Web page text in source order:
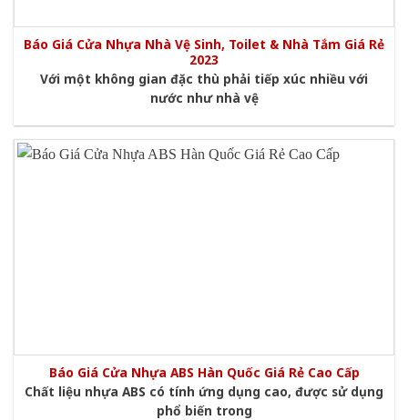
Báo Giá Cửa Nhựa Nhà Vệ Sinh, Toilet & Nhà Tắm Giá Rẻ
2023
Với một không gian đặc thù phải tiếp xúc nhiều với
nước như nhà vệ
Báo Giá Cửa Nhựa ABS Hàn Quốc Giá Rẻ Cao Cấp
Chất liệu nhựa ABS có tính ứng dụng cao, được sử dụng
phổ biến trong